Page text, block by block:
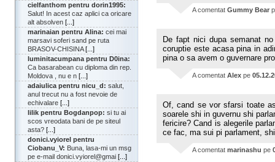
cielfanthom pentru dorin1995:
Salut! In acest caz aplici ca oricare
alt absolven [...]
marinaian pentru Alina: cei mai
marsavi soferi sand pe ruta
BRASOV-CHISINA[...]
luminitacumpana pentru D0ina:
Ca basarabean cu diploma din rep.
Moldova , nu e n [...]
adaiulica pentru nicu_d: salut,
anul trecut nu a fost nevoie de
echivalare [...]
lilik pentru Bogdanpop: si tu ai
scos vreodata bani de pe siteul
asta? [...]
donici.vyiorel pentru
Ciobanu_V: Buna, lasa-mi un msg
pe e-mail donici.vyiorel@gmai [...]
A comentat Gummy Bear
De fapt nici dupa semanat
coruptie este acasa pina in
pina o sa avem o guvernare
A comentat Alex pe
Of, cand se vor sfarsi toate
soarele shi in guvernu shi
fericire? Cand is alegerile
ce fac, ma sui pi parlament,
A comentat marinashu pe